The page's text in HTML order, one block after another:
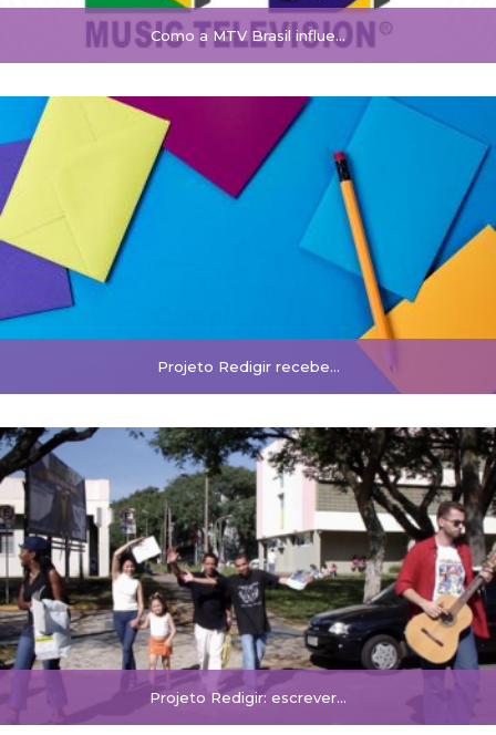
Como a MTV Brasil influe...
Projeto Redigir recebe...
Projeto Redigir: escrever...